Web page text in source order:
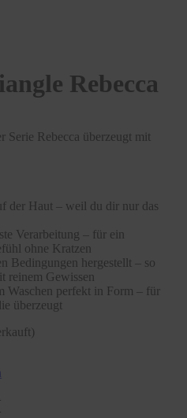
Rebecca
Serie Rebecca überzeugt mit
der Haut – weil du dir nur das
Verarbeitung – für ein
ohne Kratzen
Bedingungen hergestellt – so
reinem Gewissen
Waschen perfekt in Form – für
überzeugt